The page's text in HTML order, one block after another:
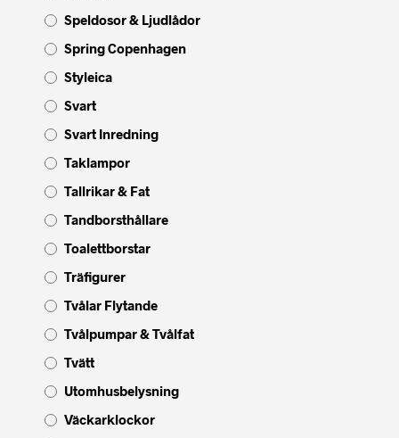
Speldosor & Ljudlådor
Spring Copenhagen
Styleica
Svart
Svart Inredning
Taklampor
Tallrikar & Fat
Tandborsthållare
Toalettborstar
Träfigurer
Tvålar Flytande
Tvålpumpar & Tvålfat
Tvätt
Utomhusbelysning
Väckarklockor